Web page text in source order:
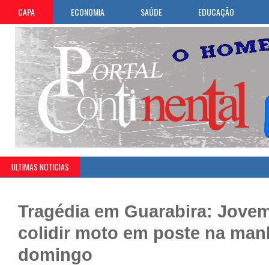
CAPA ECONOMIA SAÚDE EDUCAÇÃO
ULTIMAS NOTICIAS
Tragédia em Guarabira:
colidir moto em poste na
domingo